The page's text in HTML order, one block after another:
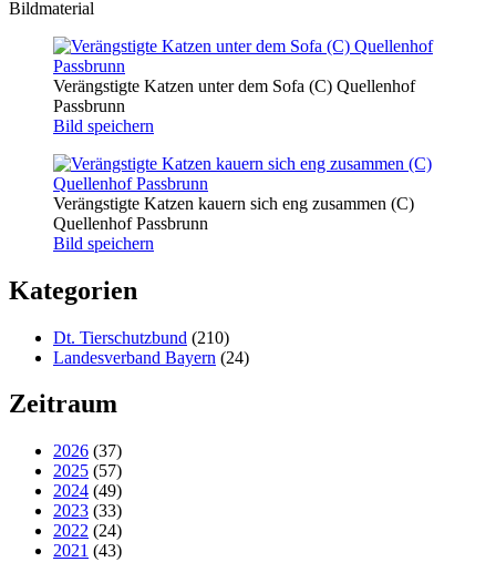
Bildmaterial
Verängstigte Katzen unter dem Sofa (C) Quellenhof
Passbrunn
Bild speichern
Verängstigte Katzen kauern sich eng zusammen (C)
Quellenhof Passbrunn
Bild speichern
Kategorien
Dt. Tierschutzbund (210)
Landesverband Bayern (24)
Zeitraum
2026 (37)
2025 (57)
2024 (49)
2023 (33)
2022 (24)
2021 (43)